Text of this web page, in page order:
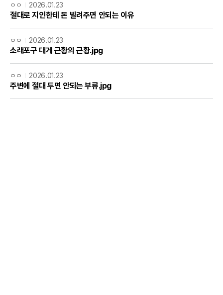
ㅇㅇ 2026.01.23
절대로 지인한테 돈 빌려주면 안되는 이유
ㅇㅇ 2026.01.23
소래포구 대게 근황의 근황.jpg
ㅇㅇ 2026.01.23
주변에 절대 두면 안되는 부류.jpg